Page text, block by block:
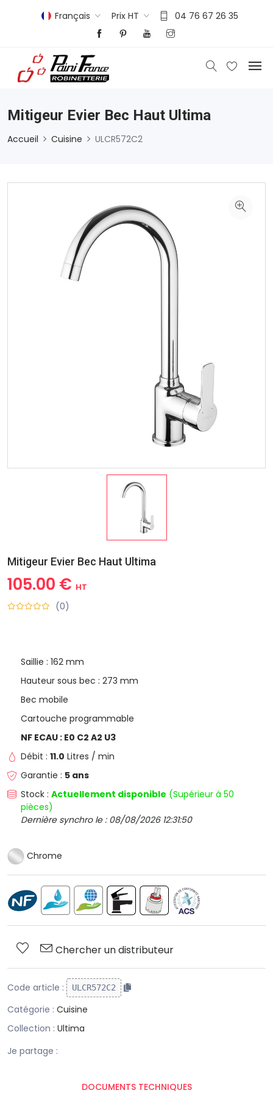
Français Prix HT 04 76 67 26 35
Mitigeur Evier Bec Haut Ultima
Accueil Cuisine ULCR572C2
Mitigeur Evier Bec Haut Ultima
105.00 € HT
(0)
Saillie : 162 mm
Hauteur sous bec : 273 mm
Bec mobile
Cartouche programmable
NF ECAU : E0 C2 A2 U3
Débit : 11.0 Litres / min
Garantie : 5 ans
Stock : Actuellement disponible (Supérieur à 50
pièces)
Dernière synchro le : 08/08/2026 12:31:50
Chrome
Chercher un distributeur
Code article : ULCR572C2
Catégorie : Cuisine
Collection : Ultima
Je partage :
DOCUMENTS TECHNIQUES